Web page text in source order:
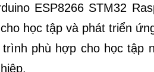
ESP8266 STM32
học tập và phát triển
phù hợp cho học tập